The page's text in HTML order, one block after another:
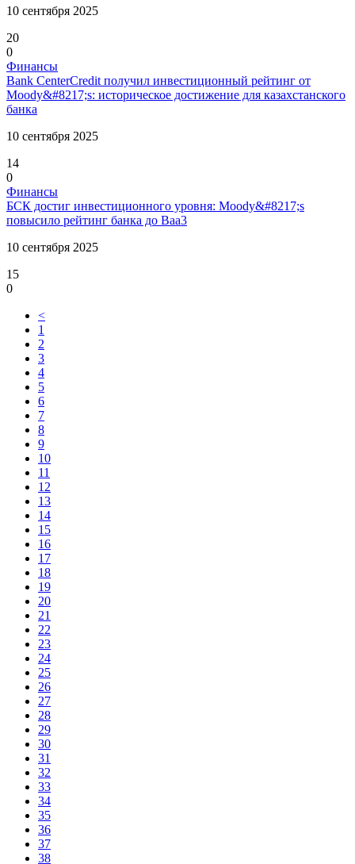
10 сентября 2025
20
0
Финансы
Bank CenterCredit получил инвестиционный рейтинг от
Moody&#8217;s: историческое достижение для казахстанского
банка
10 сентября 2025
14
0
Финансы
БСК достиг инвестиционного уровня: Moody&#8217;s
повысило рейтинг банка до Baa3
10 сентября 2025
15
0
<
1
2
3
4
5
6
7
8
9
10
11
12
13
14
15
16
17
18
19
20
21
22
23
24
25
26
27
28
29
30
31
32
33
34
35
36
37
38